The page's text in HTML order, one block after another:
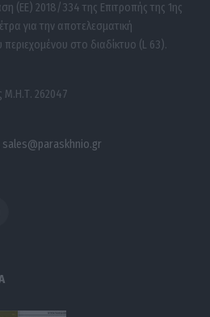
(ΕΕ) 2018/334 της Επιτροπής της 1ης
για την αποτελεσματική
στο διαδίκτυο (L 63).
Μ.Η.Τ. 262047
sales@paraskhnio.gr